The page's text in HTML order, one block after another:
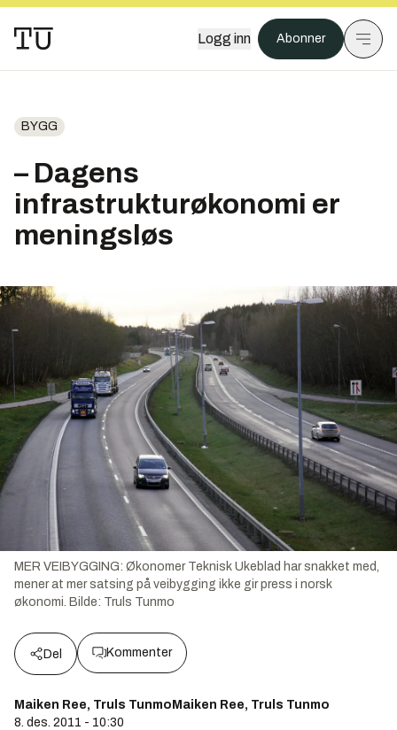
Logg inn Abonner
BYGG
– Dagens
infrastrukturøkonomi er
meningsløs
MER VEIBYGGING: Økonomer Teknisk Ukeblad har snakket med,
mener at mer satsing på veibygging ikke gir press i norsk
økonomi. Bilde: Truls Tunmo
Del Kommenter
Maiken Ree, Truls TunmoMaiken Ree, Truls Tunmo
8. des. 2011 - 10:30